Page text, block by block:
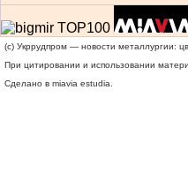
(c) Укррудпром — новости металлургии:
При цитировании и использовании
Сделано в miavia estudia.